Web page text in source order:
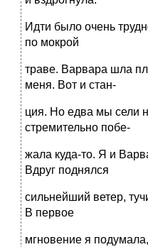
Идти было очень
по мокрой
траве. Варвара шла
меня. Вот и стан-
ция. Но едва мы сели
стремительно побе-
жала куда-то. Я и
Вдруг поднялся
сильнейший ветер,
В первое
мгновение я подумала,